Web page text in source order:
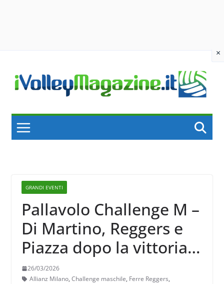
×
content
GRANDI EVENTI
Pallavolo Challenge M –
Di Martino, Reggers e
Piazza dopo la vittoria
con il Lindemans Aalst
26/03/2026
Allianz Milano, Challenge maschile, Ferre Reggers,